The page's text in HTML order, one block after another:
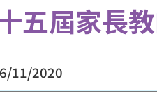
五屆家長
11/2020